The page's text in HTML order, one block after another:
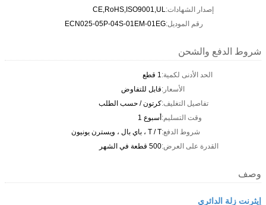
إصدار الشهادات:CE,RoHS,ISO9001,UL
رقم الموديل:ECN025-05P-04S-01EM-01EG
شروط الدفع والشحن
الحد الأدنى لكمية:1 قطع
الأسعار:قابل للتفاوض
تفاصيل التغليف:كرتون / حسب الطلب
وقت التسليم:أسبوع 1
شروط الدفع:T / T ، باي بال ، ويسترن يونيون
القدرة على العرض:500 قطعة في الشهر
وصف
إيثرنت زلة الدائري